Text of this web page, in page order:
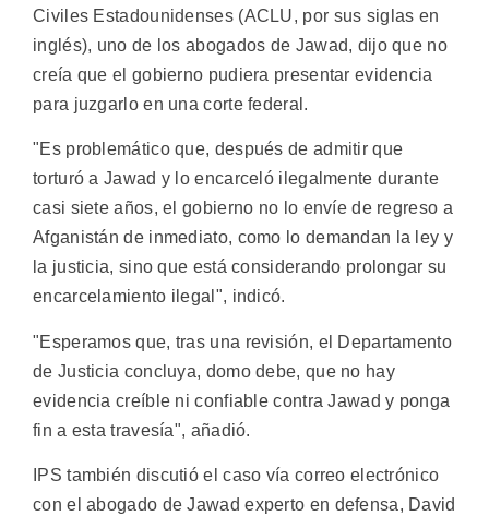
Civiles Estadounidenses (ACLU, por sus siglas en
inglés), uno de los abogados de Jawad, dijo que no
creía que el gobierno pudiera presentar evidencia
para juzgarlo en una corte federal.
"Es problemático que, después de admitir que
torturó a Jawad y lo encarceló ilegalmente durante
casi siete años, el gobierno no lo envíe de regreso a
Afganistán de inmediato, como lo demandan la ley y
la justicia, sino que está considerando prolongar su
encarcelamiento ilegal", indicó.
"Esperamos que, tras una revisión, el Departamento
de Justicia concluya, domo debe, que no hay
evidencia creíble ni confiable contra Jawad y ponga
fin a esta travesía", añadió.
IPS también discutió el caso vía correo electrónico
con el abogado de Jawad experto en defensa, David